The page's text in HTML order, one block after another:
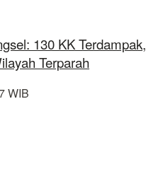
130 KK Terdampak,
Terparah
WIB